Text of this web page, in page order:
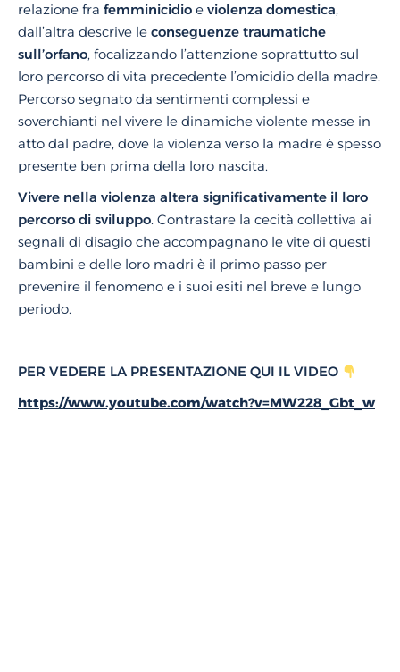
relazione fra femminicidio e violenza domestica,
dall’altra descrive le conseguenze traumatiche
sull’orfano, focalizzando l’attenzione soprattutto sul
loro percorso di vita precedente l’omicidio della madre.
Percorso segnato da sentimenti complessi e
soverchianti nel vivere le dinamiche violente messe in
atto dal padre, dove la violenza verso la madre è spesso
presente ben prima della loro nascita.
Vivere nella violenza altera significativamente il loro
percorso di sviluppo. Contrastare la cecità collettiva ai
segnali di disagio che accompagnano le vite di questi
bambini e delle loro madri è il primo passo per
prevenire il fenomeno e i suoi esiti nel breve e lungo
periodo.
PER VEDERE LA PRESENTAZIONE QUI IL VIDEO
https://www.youtube.com/watch?v=MW228_Gbt_w